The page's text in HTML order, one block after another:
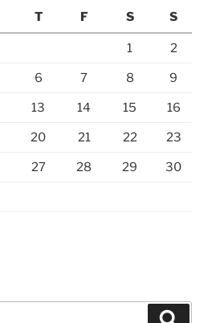
T F S S
1 2
6 7 8 9
13 14 15 16
20 21 22 23
27 28 29 30